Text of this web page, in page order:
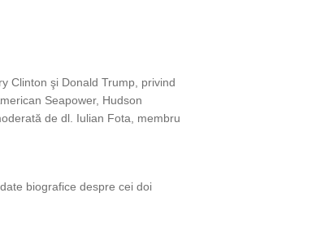
Clinton şi Donald Trump, privind
Seapower, Hudson
de dl. Iulian Fota, membru
biografice despre cei doi